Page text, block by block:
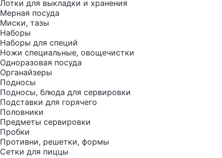
Лотки для выкладки и хранения
Мерная посуда
Миски, тазы
Наборы
Наборы для специй
Ножи специальные, овощечистки
Одноразовая посуда
Органайзеры
Подносы
Подносы, блюда для сервировки
Подставки для горячего
Половники
Предметы сервировки
Пробки
Противни, решетки, формы
Сетки для пиццы